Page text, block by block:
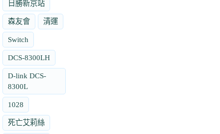
日勝新京站
森友會 清運
Switch
DCS-8300LH
D-link DCS-
8300L
1028
死亡艾莉絲